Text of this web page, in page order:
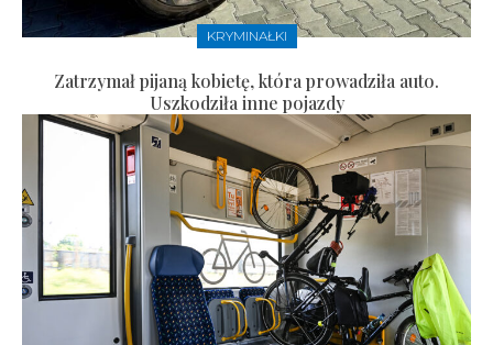
KRYMINAŁKI
Zatrzymał pijaną kobietę, która prowadziła auto.
Uszkodziła inne pojazdy